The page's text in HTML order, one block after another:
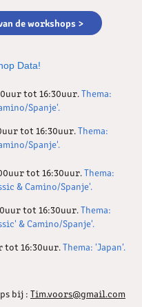
de workshops >
Data!
tot 16:30uur.Thema:
Spanje'.
tot 16:30uur.Thema:
Spanje'.
tot 16:30uur.Thema:
& Camino/Spanje'.
tot 16:30uur.Thema:
& Camino/Spanje'.
tot 16:30uur.Thema: 'Japan'.
bij : Tim.voors@gmail.com